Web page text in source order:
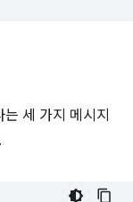
세 가지 메시지